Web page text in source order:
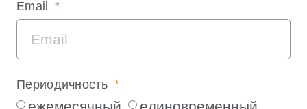
Email
Периодичность
ежемесячный единовременный